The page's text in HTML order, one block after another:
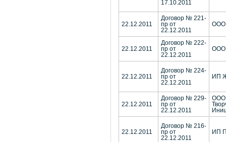
17.10.2011
22.12.2011
Договор № 221-
пр от
22.12.2011
ООО
22.12.2011
Договор № 222-
пр от
22.12.2011
ООО
22.12.2011
Договор № 224-
пр от
22.12.2011
ИП
22.12.2011
Договор № 229-
пр от
22.12.2011
ООО
22.12.2011
Договор № 216-
пр от
22.12.2011
ИП